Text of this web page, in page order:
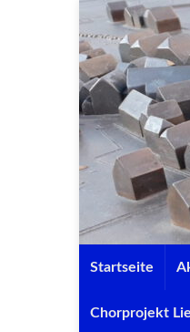
Startseite
Chorprojekt